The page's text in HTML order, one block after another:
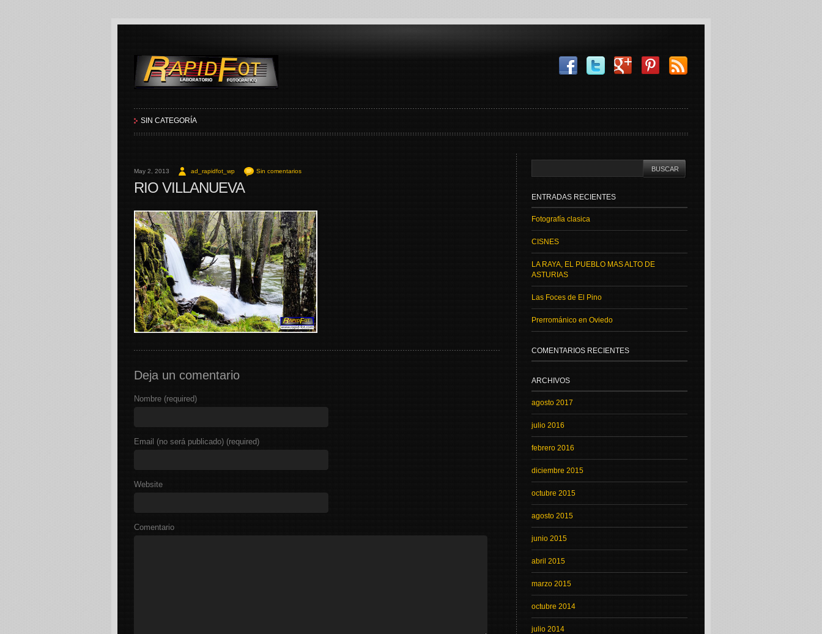
SIN CATEGORÍA
May 2, 2013 ad_rapidfot_wp Sin comentarios
RIO VILLANUEVA
Deja un comentario
Nombre (required)
Email (no será publicado) (required)
Website
Comentario
ENTRADAS RECIENTES
Fotografía clasica
CISNES
LA RAYA, EL PUEBLO MAS ALTO DE
ASTURIAS
Las Foces de El Pino
Prerrománico en Oviedo
COMENTARIOS RECIENTES
ARCHIVOS
agosto 2017
julio 2016
febrero 2016
diciembre 2015
octubre 2015
agosto 2015
junio 2015
abril 2015
marzo 2015
octubre 2014
julio 2014